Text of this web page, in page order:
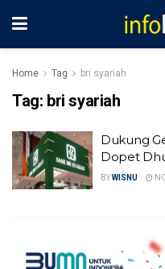
Home Tag bri syariah
Tag: bri syariah
Dukung
Dopet
BYWISNU